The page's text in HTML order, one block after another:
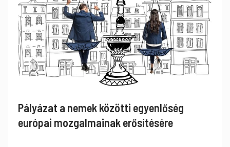
Pályázat a nemek közötti egyenlőség
európai mozgalmainak erősítésére